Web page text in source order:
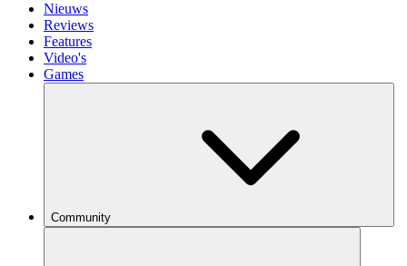
Nieuws
Reviews
Features
Video's
Games
Community